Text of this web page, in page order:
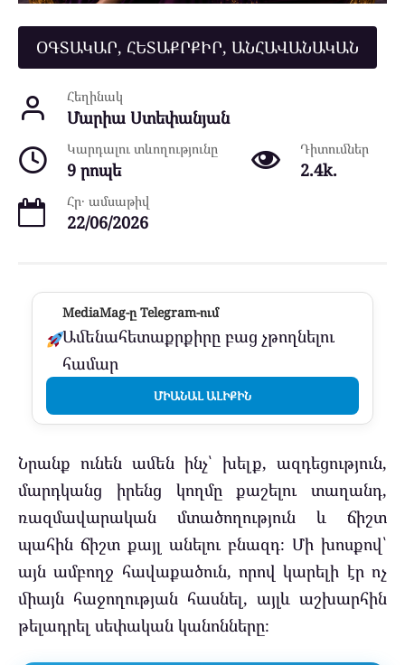
ՕԳՏԱԿԱՐ, ՀԵՏԱՔՐՔԻՐ, ԱՆՀԱՎԱՆԱԿԱՆ
Հեղինակ
Մարիա Ստեփանյան
Կարդալու տևողությունը
9 րոպե
Դիտումներ
2.4k.
Հր․ ամսաթիվ
22/06/2026
MediaMag-ը Telegram-ում
Ամենահետաքրքիրը բաց չթողնելու
համար
ՄԻԱՆԱԼ ԱԼԻՔԻՆ
Նրանք ունեն ամեն ինչ՝ խելք, ազդեցություն,
մարդկանց իրենց կողմը քաշելու տաղանդ,
ռազմավարական մտածողություն և ճիշտ
պահին ճիշտ քայլ անելու բնազդ։ Մի խոսքով՝
այն ամբողջ հավաքածուն, որով կարելի էր ոչ
միայն հաջողության հասնել, այլև աշխարհին
թելադրել սեփական կանոնները։